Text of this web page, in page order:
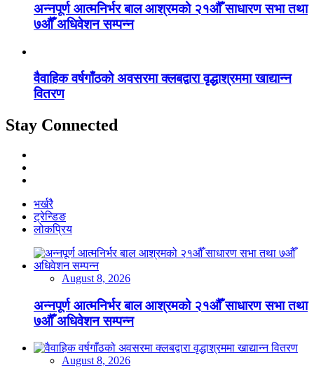
अन्नपूर्ण आत्मनिर्भर बाल आश्रमको २१औँ साधारण सभा तथा
७औँ अधिवेशन सम्पन्न
वैवाहिक वर्षगाँठको अवसरमा क्लबद्वारा वृद्धाश्रममा खाद्यान्न
वितरण
Stay Connected
भर्खरै
ट्रेन्डिङ
लोकप्रिय
August 8, 2026
अन्नपूर्ण आत्मनिर्भर बाल आश्रमको २१औँ साधारण सभा तथा
७औँ अधिवेशन सम्पन्न
August 8, 2026